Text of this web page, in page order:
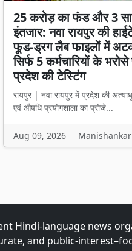
25 करोड़ का फंड और 3
इंतजार: नवा रायपुर की
फूड-ड्रग लैब फाइलों में
सिर्फ 5 कर्मचारियों के
प्रदेश की टेस्टिंग
रायपुर | नवा रायपुर में प्रदेश की
एवं औषधि प्रयोगशाला का प्रोजे...
Aug 09, 2026
Hindi-language news
and public-